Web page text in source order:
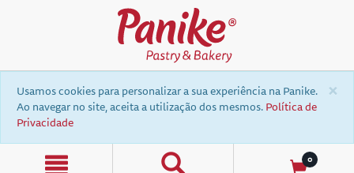
×
Usamos cookies para personalizar a sua experiência na Panike.
Ao navegar no site, aceita a utilização dos mesmos. Política de
Privacidade
0